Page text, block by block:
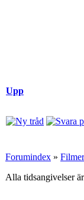
Upp
Forumindex »
Alla tidsangivelser